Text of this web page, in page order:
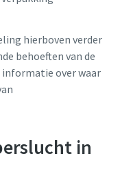
hierboven verder
behoeften van de
informatie over waar
in